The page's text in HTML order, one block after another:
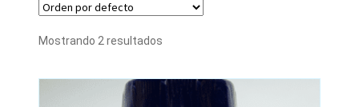
Mostrando 2 resultados